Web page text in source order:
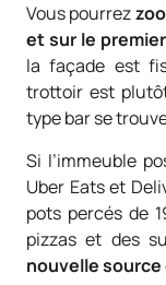
Vous pourrez
et sur le
la façade est
trottoir est
type bar se
Si l’immeuble
Uber Eats et
pots percés de
pizzas et des
nouvelle source